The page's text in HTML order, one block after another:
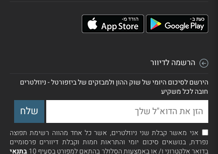
הרשמה לדיוור
הירשם לסיכום היומי של שוק ההון ולמבזקים של ביזפורטל - ניוזלטרים
חובה לכל משקיע
אני מאשר קבלת שני ניוזלטרים, אשר כל אחד מהווה רשימת תפוצה
נפרדת, בנושאים סיכום יומי והתראות חמות וקבלת דיוורים פרסומיים
בדואר אלקטרוני ו/ או באמצעות הסלולר בהתאם למפורט בסעיף 10
בתנאי